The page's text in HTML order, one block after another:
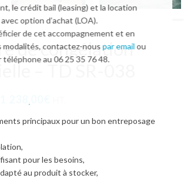
le crédit bail (leasing) et la location
avec option d’achat (LOA).
de cet accompagnement et en
modalités, contactez-nouspar emailou
téléphone au 06 25 35 76 48.
de congélation
– TD SR-038
principaux pour un bon entreposage
pour les besoins,
au produit à stocker,